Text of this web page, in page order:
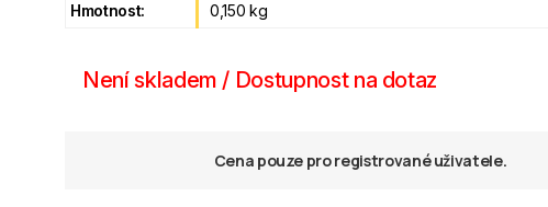
Hmotnost:
0,150 kg
Není skladem / Dostupnost na dotaz
Cena pouze pro registrované uživatele.